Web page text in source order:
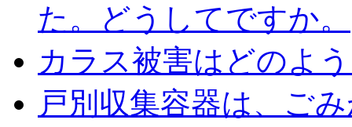
た。どうしてですか。
カラス被害はどのよ
戸別収集容器は、ご